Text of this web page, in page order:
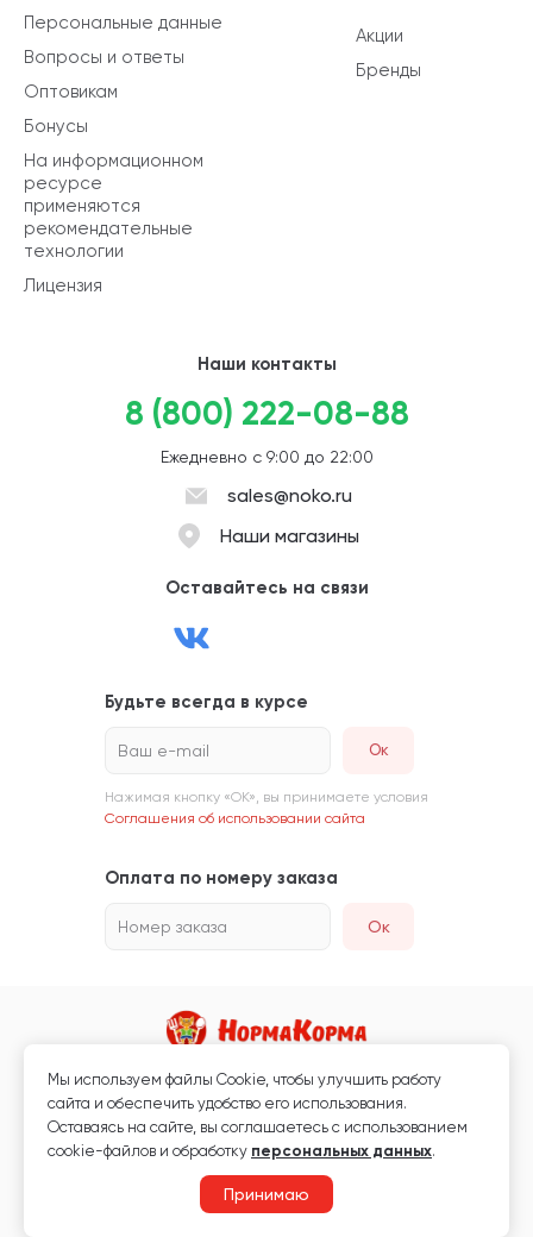
Акции
Бренды
Персональные данные
Вопросы и ответы
Оптовикам
Бонусы
На информационном
ресурсе
применяются
рекомендательные
технологии
Лицензия
Наши контакты
8 (800) 222-08-88
Ежедневно с 9:00 до 22:00
sales@noko.ru
Наши магазины
Оставайтесь на связи
Будьте всегда в курсе
Ваш e-mail
Нажимая кнопку «ОК», вы принимаете условия
Соглашения об использовании сайта
Оплата по номеру заказа
Номер заказа Ок
Магазин кормов для животных и ветаптека
Любая информация, размещённая на сайте, не является публичной
офертой.
Мы используем файлы Сookie, чтобы улучшить работу
сайта и обеспечить удобство его использования.
Оставаясь на сайте, вы соглашаетесь с использованием
cookie-файлов и обработку персональных данных.
Принимаю